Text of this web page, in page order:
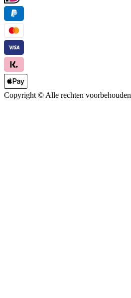
Copyright © Alle rechten voorbehouden